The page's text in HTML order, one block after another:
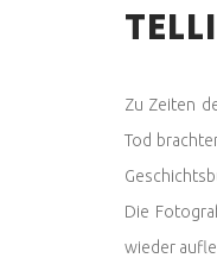
Zu Zeiten
Tod
Die
wieder